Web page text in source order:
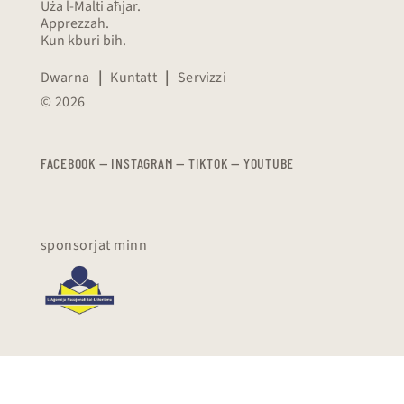
Uża l-Malti aħjar.
Apprezzah.
Kun kburi bih.
Dwarna | Kuntatt | Servizzi
© 2026
FACEBOOK — INSTAGRAM — TIKTOK — YOUTUBE
sponsorjat minn